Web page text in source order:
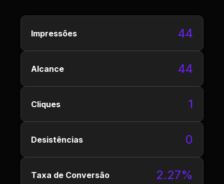
Impressões 44
Alcance 44
Cliques 1
Desistências 0
Taxa de Conversão 2.27%